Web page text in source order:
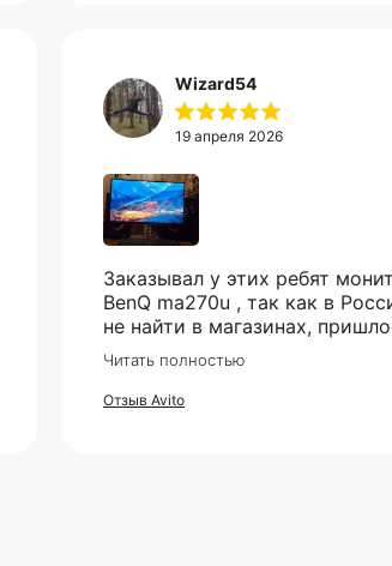
Wizard54
19 апреля 2026
Заказывал у этих ребят
BenQ ma270u , так как в
не найти в магазинах,
заказывать из Китая. Были
сомнения , так как монитор
относительно не дешёвый и
Читать полностью
Отзыв Avito